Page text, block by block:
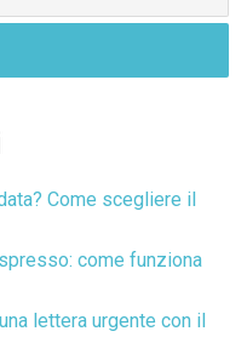
Come scegliere il
come funziona
lettera urgente con il